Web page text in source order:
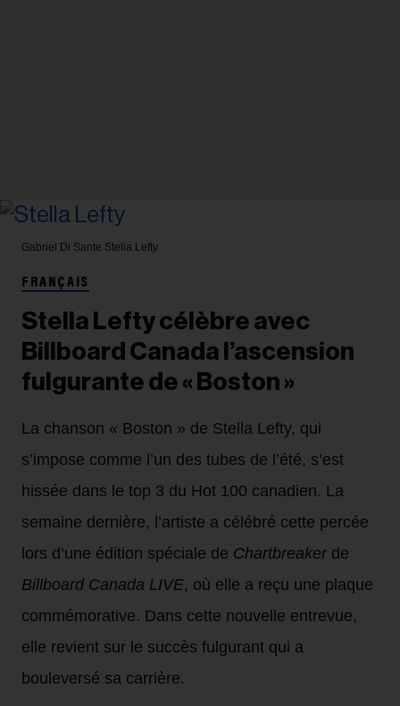
Gabriel Di Sante Stella Lefty
FRANÇAIS
Stella Lefty célèbre avec
Billboard Canada l’ascension
fulgurante de « Boston »
La chanson « Boston » de Stella Lefty, qui
s’impose comme l’un des tubes de l’été, s’est
hissée dans le top 3 du Hot 100 canadien. La
semaine dernière, l’artiste a célébré cette percée
lors d’une édition spéciale de Chartbreaker de
Billboard Canada LIVE, où elle a reçu une plaque
commémorative. Dans cette nouvelle entrevue,
elle revient sur le succès fulgurant qui a
bouleversé sa carrière.